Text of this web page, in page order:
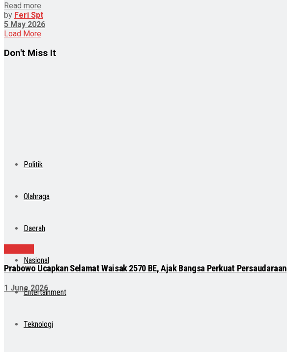
Politik
Olahraga
Daerah
Nasional
Entertainment
Teknologi
Read more
by Feri Spt
5 May 2026
Load More
Don't Miss It
Prabowo Ucapkan Selamat Waisak 2570 BE, Ajak Bangsa Perkuat Persaudaraan
1 June 2026